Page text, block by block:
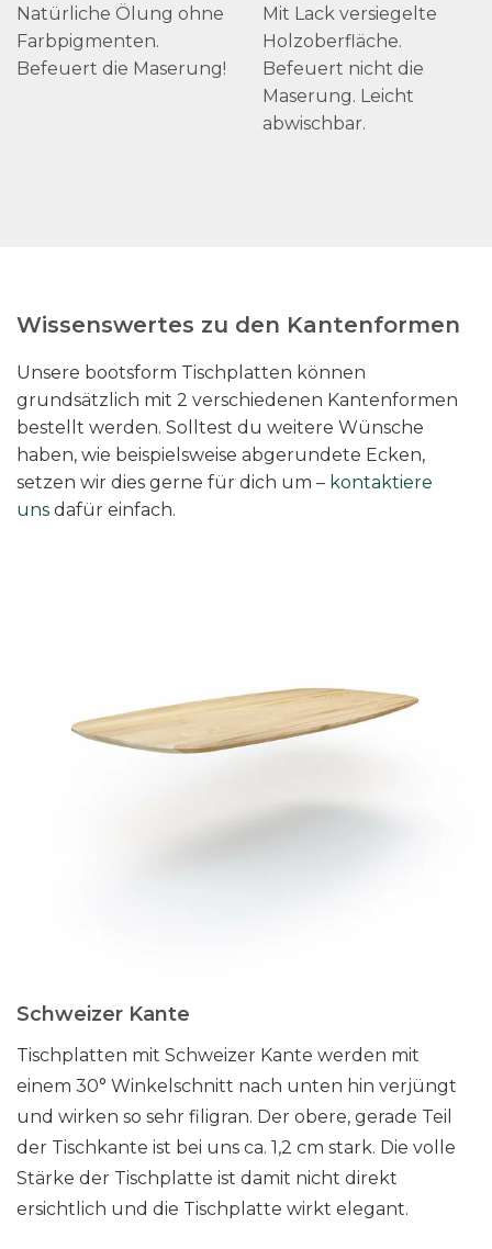
Natürliche Ölung ohne
Farbpigmenten.
Befeuert die Maserung!
Mit Lack versiegelte
Holzoberfläche.
Befeuert nicht die
Maserung. Leicht
abwischbar.
Wissenswertes zu den Kantenformen
Unsere bootsform Tischplatten können
grundsätzlich mit 2 verschiedenen Kantenformen
bestellt werden. Solltest du weitere Wünsche
haben, wie beispielsweise abgerundete Ecken,
setzen wir dies gerne für dich um – kontaktiere
uns dafür einfach.
Schweizer Kante
Tischplatten mit Schweizer Kante werden mit
einem 30° Winkelschnitt nach unten hin verjüngt
und wirken so sehr filigran. Der obere, gerade Teil
der Tischkante ist bei uns ca. 1,2 cm stark. Die volle
Stärke der Tischplatte ist damit nicht direkt
ersichtlich und die Tischplatte wirkt elegant.